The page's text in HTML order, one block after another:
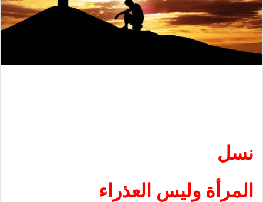
نسل
المرأة وليس العذراء